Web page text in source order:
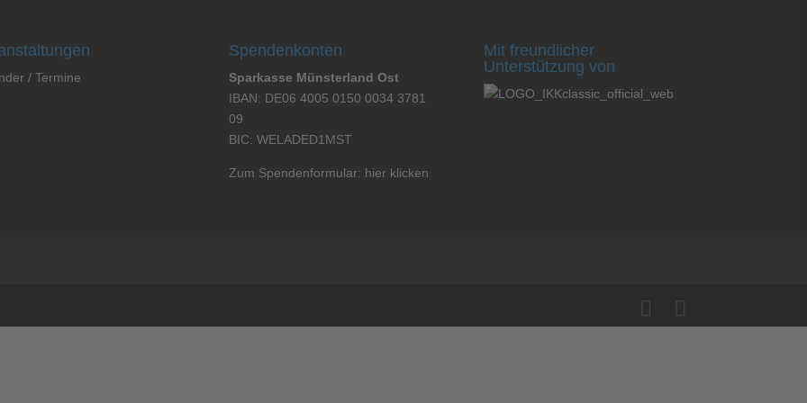
/ Termine
Spendenkonten
Sparkasse Münsterland Ost
IBAN: DE06 4005 0150 0034 3781
09
BIC: WELADED1MST
Zum Spendenformular: hier klicken
Mit freundlicher
Unterstützung von